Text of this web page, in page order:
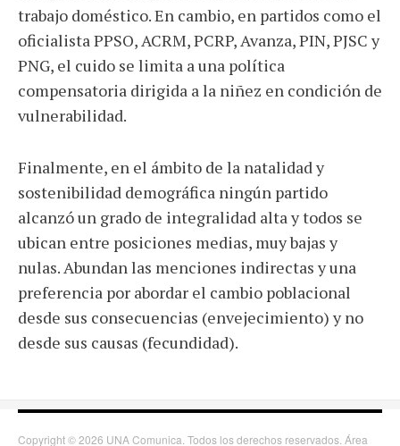
trabajo doméstico. En cambio, en partidos como el
oficialista PPSO, ACRM, PCRP, Avanza, PIN, PJSC y
PNG, el cuido se limita a una política
compensatoria dirigida a la niñez en condición de
vulnerabilidad.
Finalmente, en el ámbito de la natalidad y
sostenibilidad demográfica ningún partido
alcanzó un grado de integralidad alta y todos se
ubican entre posiciones medias, muy bajas y
nulas. Abundan las menciones indirectas y una
preferencia por abordar el cambio poblacional
desde sus consecuencias (envejecimiento) y no
desde sus causas (fecundidad).
Copyright © 2026 UNA Comunica. Todos los derechos reservados. Área